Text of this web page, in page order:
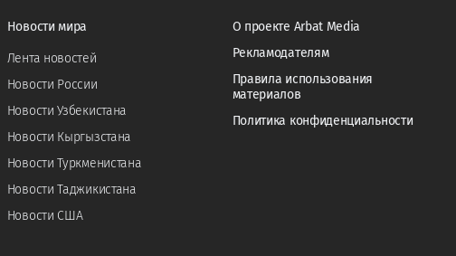
Новости мира
Лента новостей
Новости России
Новости Узбекистана
Новости Кыргызстана
Новости Туркменистана
Новости Таджикистана
Новости США
О проекте Arbat Media
Рекламодателям
Правила использования
материалов
Политика конфиденциальности